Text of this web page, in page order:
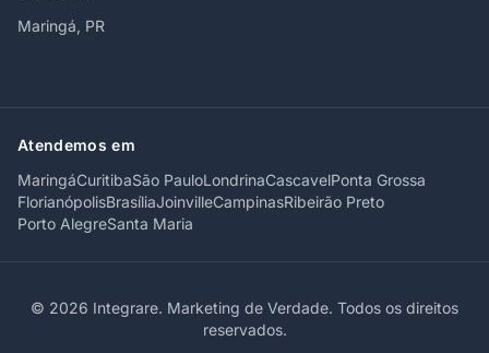
Maringá, PR
Atendemos em
MaringáCuritibaSão PauloLondrinaCascavelPonta Grossa
FlorianópolisBrasíliaJoinvilleCampinasRibeirão Preto
Porto AlegreSanta Maria
© 2026 Integrare. Marketing de Verdade. Todos os direitos
reservados.